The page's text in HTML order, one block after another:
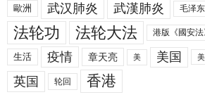
歐洲 武汉肺炎 武漢肺炎 毛泽东
法轮功 法轮大法 港版《國安法
生活 疫情 章天亮 美 美国
英国 轮回 香港